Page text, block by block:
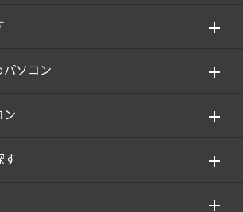
パソコン
ン
す